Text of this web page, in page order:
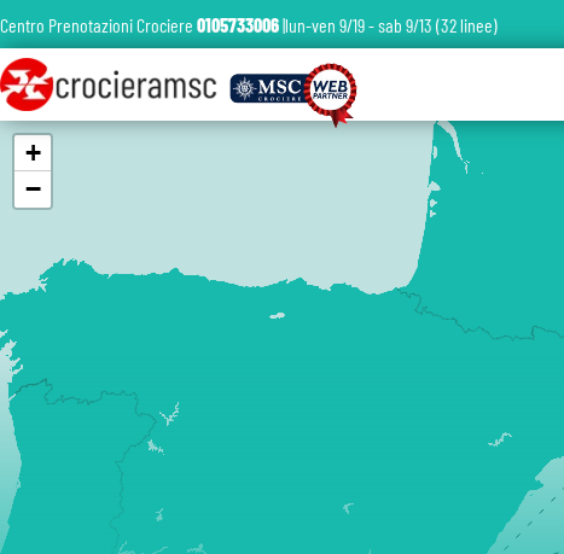
+
−
Centro Prenotazioni Crociere 0105733006|lun-ven 9/19 - sab 9/13 (32 linee)